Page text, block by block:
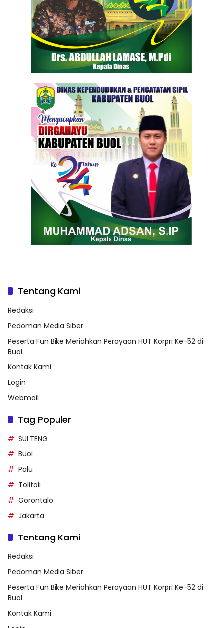
Tentang Kami
Redaksi
Pedoman Media Siber
Peserta Fun Bike Meriahkan Perayaan HUT Korpri Ke-52 di
Buol
Kontak Kami
Login
Webmail
Tag Populer
SULTENG
Buol
Palu
Tolitoli
Gorontalo
Jakarta
Tentang Kami
Redaksi
Pedoman Media Siber
Peserta Fun Bike Meriahkan Perayaan HUT Korpri Ke-52 di
Buol
Kontak Kami